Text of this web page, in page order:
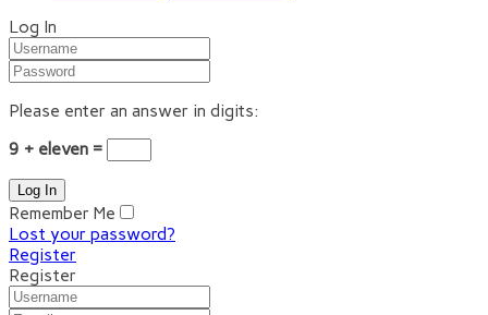
Log In
Please enter an answer in digits:
9 + eleven =
Remember Me
Lost your password?
Register
Register